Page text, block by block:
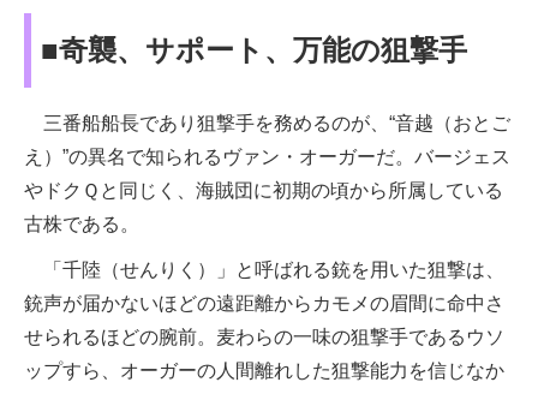
■奇襲、サポート、万能の狙撃手
三番船船長であり狙撃手を務めるのが、“音越（おとご
え）”の異名で知られるヴァン・オーガーだ。バージェス
やドクＱと同じく、海賊団に初期の頃から所属している
古株である。
「千陸（せんりく）」と呼ばれる銃を用いた狙撃は、
銃声が届かないほどの遠距離からカモメの眉間に命中さ
せられるほどの腕前。麦わらの一味の狙撃手であるウソ
ップすら、オーガーの人間離れした狙撃能力を信じなか